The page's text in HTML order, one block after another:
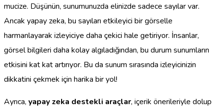
mucize. Düşünün, sunumunuzda elinizde sadece sayılar var.
Ancak yapay zeka, bu sayıları etkileyici bir görselle
harmanlayarak izleyiciye daha çekici hale getiriyor. İnsanlar,
görsel bilgileri daha kolay algıladığından, bu durum sunumların
etkisini kat kat artırıyor. Bu da sunum sırasında izleyicinizin
dikkatini çekmek için harika bir yol!
Ayrıca, yapay zeka destekli araçlar, içerik önerileriyle dolup